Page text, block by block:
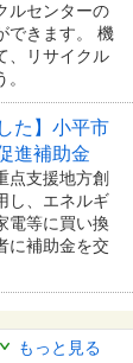
もっと見る
ルセンターの
できます。 機
、リサイクル
た】小平市
進補助金
点支援地方創
し、エネルギ
電等に買い換
に補助金を交